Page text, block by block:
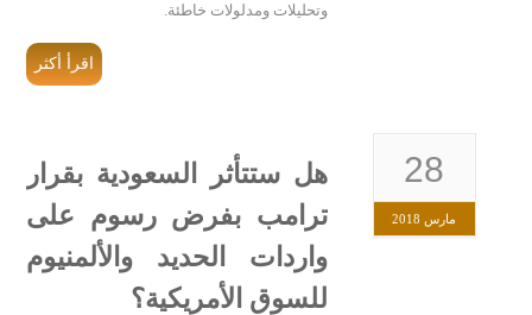
وتحليلات ومدلولات خاطئة.
اقرأ أكثر
28
مارس 2018
هل ستتأثر السعودية بقرار
ترامب بفرض رسوم على
واردات الحديد والألمنيوم
للسوق الأمريكية؟